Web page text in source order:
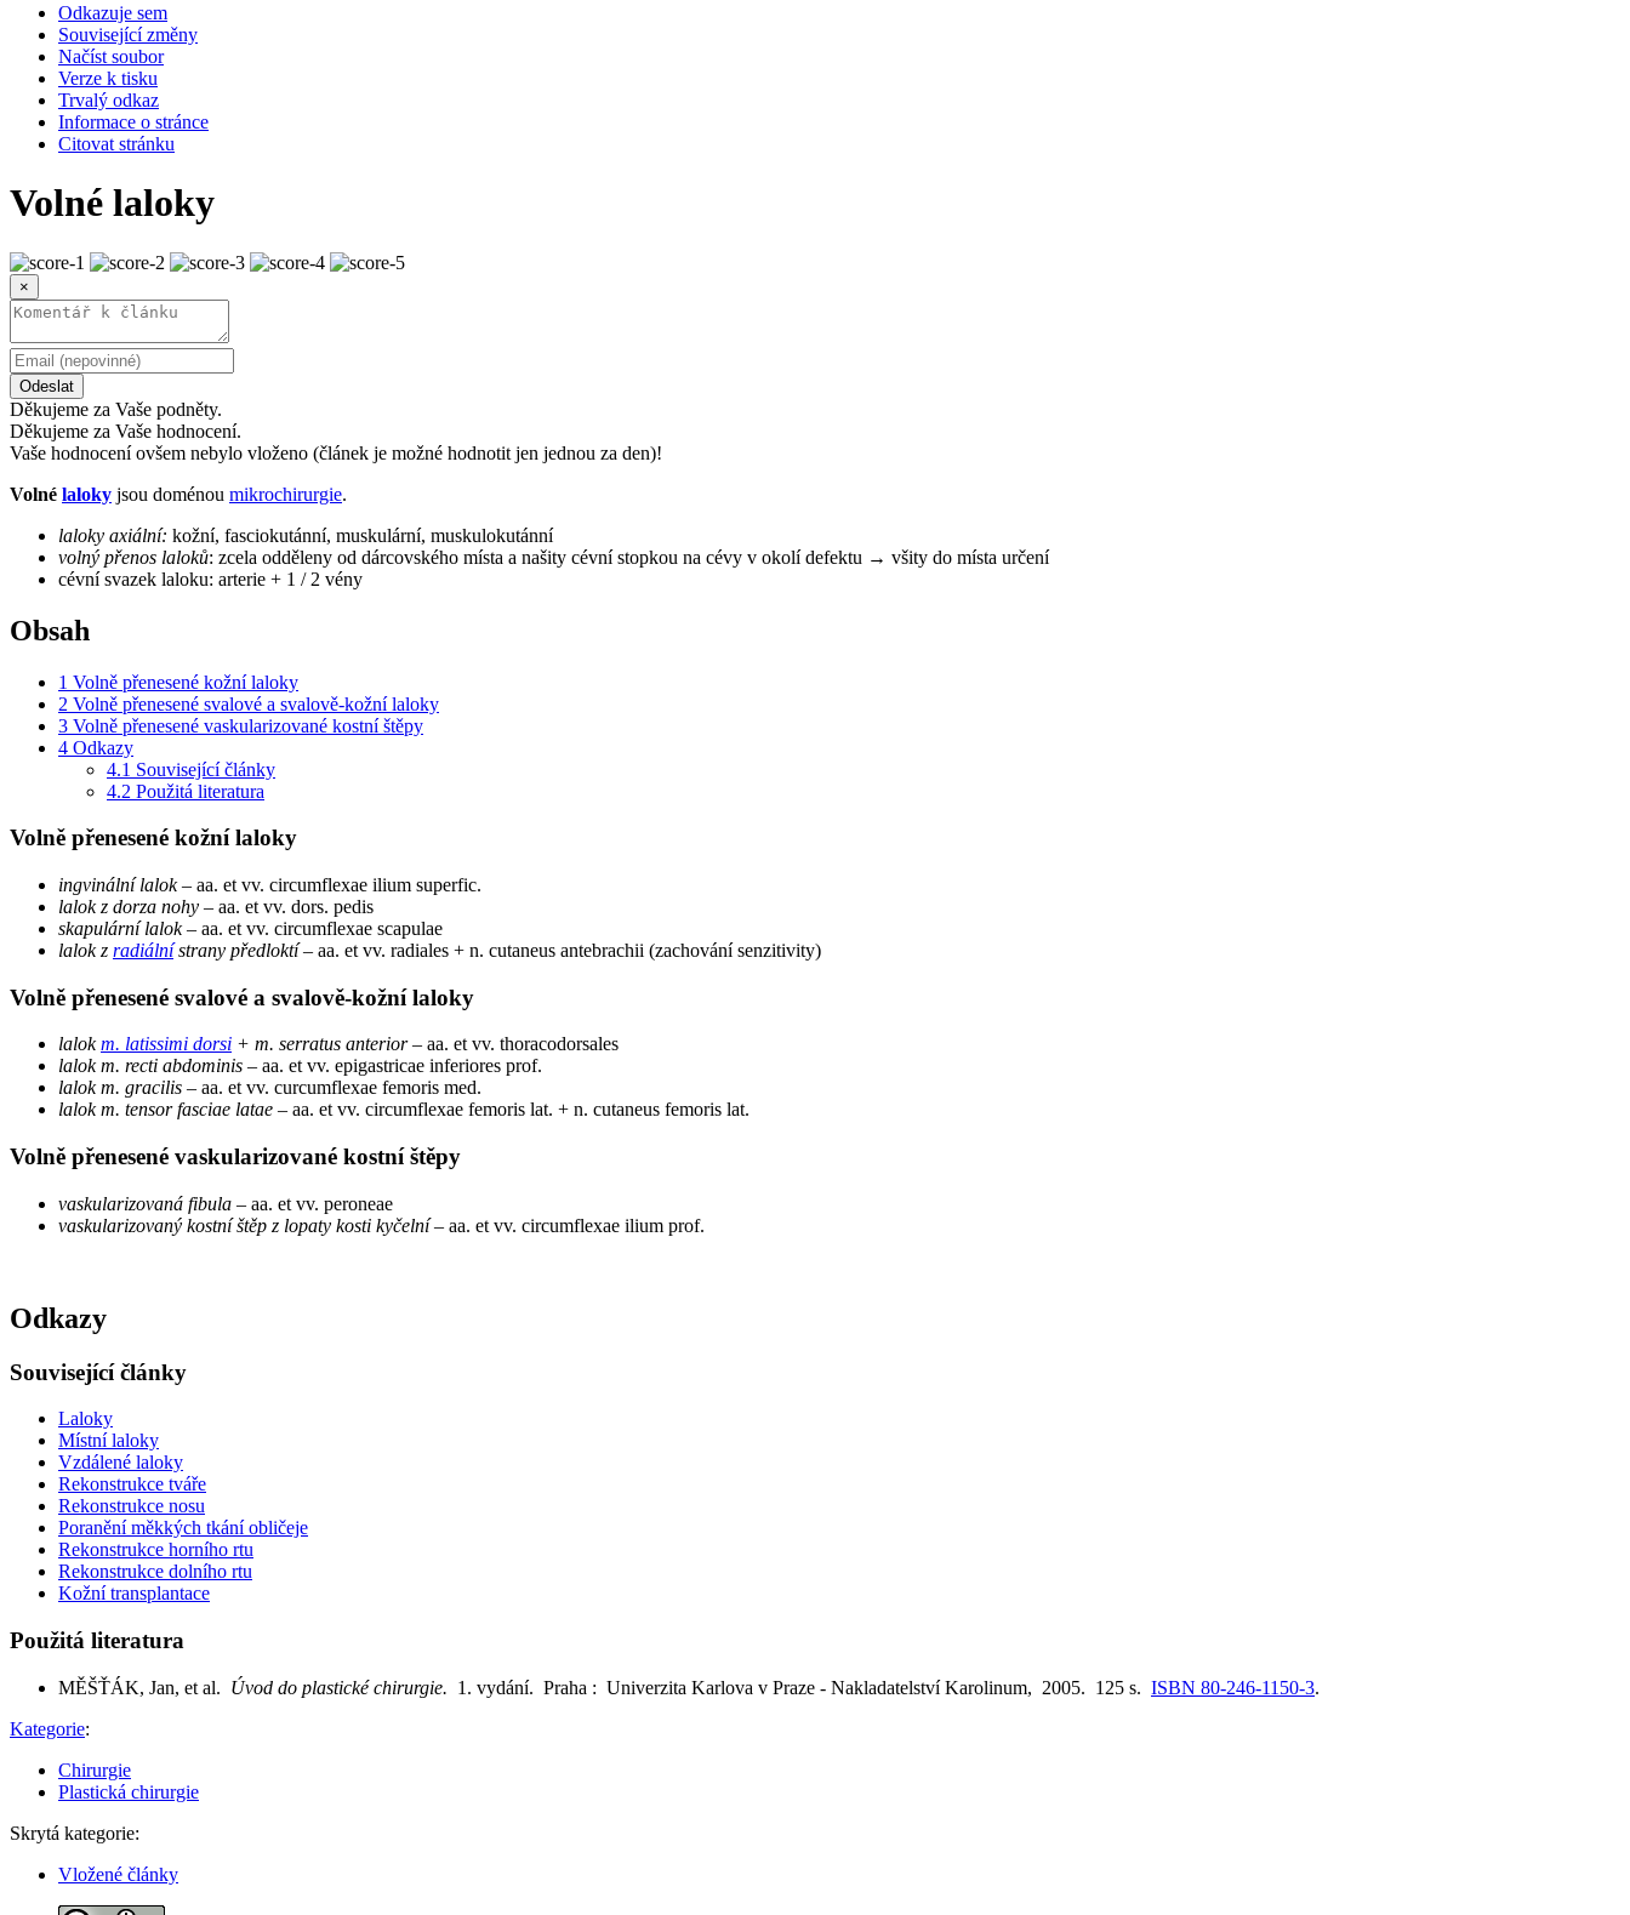
Odkazuje sem
Související změny
Načíst soubor
Verze k tisku
Trvalý odkaz
Informace o stránce
Citovat stránku
Volné laloky
×
Odeslat
Děkujeme za Vaše podněty.
Děkujeme za Vaše hodnocení.
Vaše hodnocení ovšem nebylo vloženo (článek je možné hodnotit jen jednou za den)!
Volné laloky jsou doménou mikrochirurgie.
laloky axiální: kožní, fasciokutánní, muskulární, muskulokutánní
volný přenos laloků: zcela odděleny od dárcovského místa a našity cévní stopkou na cévy v okolí defektu → všity do místa určení
cévní svazek laloku: arterie + 1 / 2 vény
Obsah
1 Volně přenesené kožní laloky
2 Volně přenesené svalové a svalově-kožní laloky
3 Volně přenesené vaskularizované kostní štěpy
4 Odkazy
4.1 Související články
4.2 Použitá literatura
Volně přenesené kožní laloky
ingvinální lalok– aa. et vv. circumflexae ilium superfic.
lalok z dorza nohy – aa. et vv. dors. pedis
skapulární lalok– aa. et vv. circumflexae scapulae
lalok z radiálnístrany předloktí– aa. et vv. radiales + n. cutaneus antebrachii (zachování senzitivity)
Volně přenesené svalové a svalově-kožní laloky
lalokm. latissimi dorsi + m. serratus anterior– aa. et vv. thoracodorsales
lalok m. recti abdominis – aa. et vv. epigastricae inferiores prof.
lalok m. gracilis – aa. et vv. curcumflexae femoris med.
lalok m. tensor fasciae latae – aa. et vv. circumflexae femoris lat. + n. cutaneus femoris lat.
Volně přenesené vaskularizované kostní štěpy
vaskularizovaná fibula – aa. et vv. peroneae
vaskularizovaný kostní štěp z lopaty kosti kyčelní– aa. et vv. circumflexae ilium prof.
Odkazy
Související články
Laloky
Místní laloky
Vzdálené laloky
Rekonstrukce tváře
Rekonstrukce nosu
Poranění měkkých tkání obličeje
Rekonstrukce horního rtu
Rekonstrukce dolního rtu
Kožní transplantace
Použitá literatura
MĚŠŤÁK, Jan, et al. Úvod do plastické chirurgie. 1. vydání. Praha : Univerzita Karlova v Praze - Nakladatelství Karolinum, 2005. 125 s. ISBN 80-246-1150-3.
Kategorie:
Chirurgie
Plastická chirurgie
Skrytá kategorie:
Vložené články